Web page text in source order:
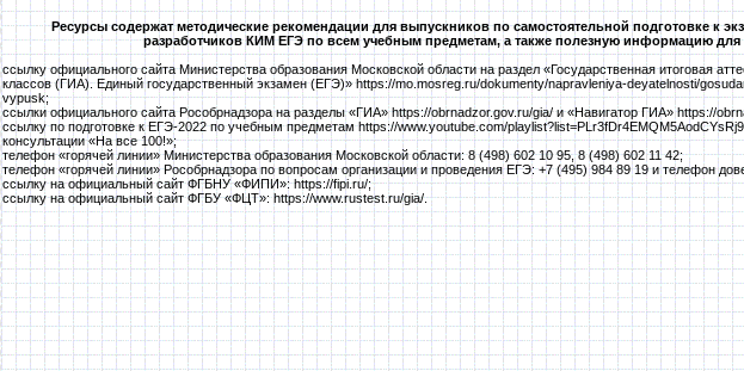
Ресурсы содержат методические рекомендации для выпускников по самостоятельной подготовке к
разработчиков КИМ ЕГЭ по всем учебным предметам, а также полезную информацию для
ссылку официального сайта Министерства образования Московской области на раздел «Государственная итоговая
классов (ГИА). Единый государственный экзамен (ЕГЭ)» https://mo.mosreg.ru/dokumenty/napravleniya-deyatelnosti/
vypusk;
ссылки официального сайта Рособрнадзора на разделы «ГИА» https://obrnadzor.gov.ru/gia/ и «Навигатор ГИА» https://
ссылку по подготовке к ЕГЭ-2022 по учебным предметам https://www.youtube.com/
консультации «На все 100!»;
телефон «горячей линии» Министерства образования Московской области: 8 (498) 602 10 95, 8 (498) 602 11 42;
телефон «горячей линии» Рособрнадзора по вопросам организации и проведения ЕГЭ: +7 (495) 984 89 19 и телефон
ссылку на официальный сайт ФГБНУ «ФИПИ»: https://fipi.ru/;
ссылку на официальный сайт ФГБУ «ФЦТ»: https://www.rustest.ru/gia/.